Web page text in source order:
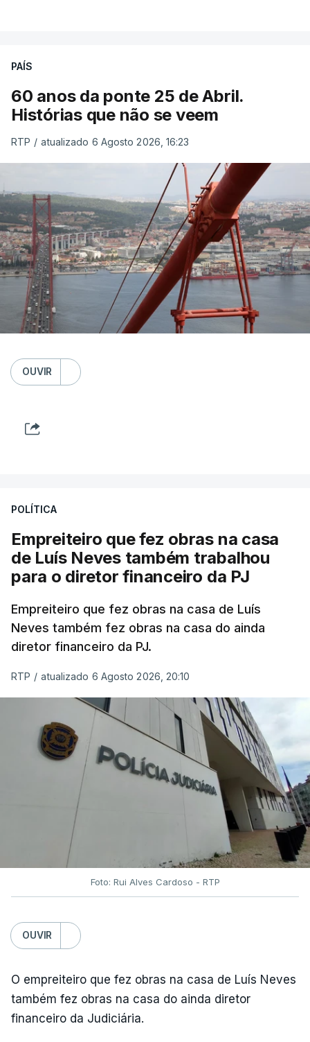
PAÍS
60 anos da ponte 25 de Abril.
Histórias que não se veem
RTP / atualizado 6 Agosto 2026, 16:23
OUVIR
POLÍTICA
Empreiteiro que fez obras na casa
de Luís Neves também trabalhou
para o diretor financeiro da PJ
Empreiteiro que fez obras na casa de Luís
Neves também fez obras na casa do ainda
diretor financeiro da PJ.
RTP / atualizado 6 Agosto 2026, 20:10
Foto: Rui Alves Cardoso - RTP
OUVIR
O empreiteiro que fez obras na casa de Luís Neves
também fez obras na casa do ainda diretor
financeiro da Judiciária.